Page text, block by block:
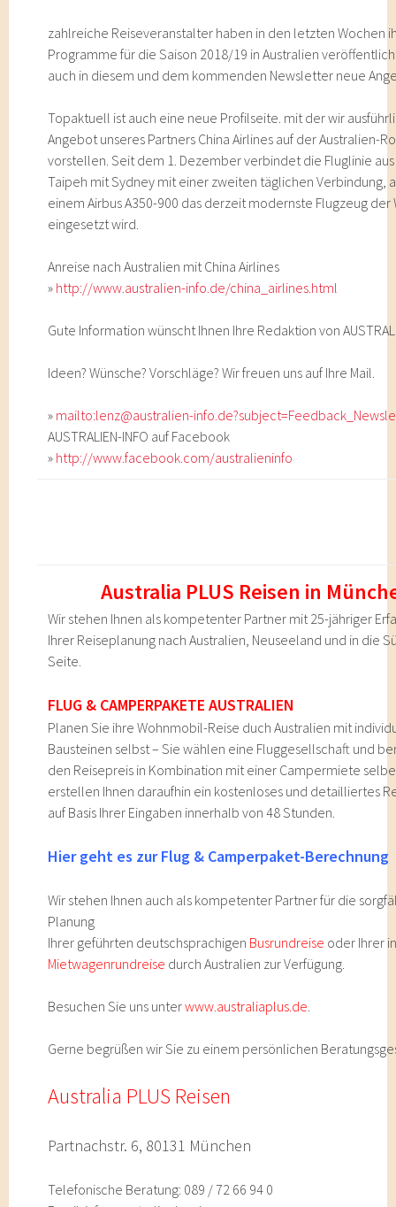
zahlreiche Reiseveranstalter haben in den letzten Wochen
Programme für die Saison 2018/19 in Australien
auch in diesem und dem kommenden Newsletter neue
Topaktuell ist auch eine neue Profilseite. mit der wir
Angebot unseres Partners China Airlines auf der Australien-
vorstellen. Seit dem 1. Dezember verbindet die Fluglinie
Taipeh mit Sydney mit einer zweiten täglichen Verbindung,
einem Airbus A350-900 das derzeit modernste Flugzeug der
eingesetzt wird.
Anreise nach Australien mit China Airlines
» http://www.australien-info.de/china_airlines.html
Gute Information wünscht Ihnen Ihre Redaktion von
Ideen? Wünsche? Vorschläge? Wir freuen uns auf Ihre Mail.
» mailto:lenz@australien-
AUSTRALIEN-INFO auf Facebook
» http://www.facebook.com/australieninfo
Australia PLUS Reisen in
Wir stehen Ihnen als kompetenter Partner mit 25-jähriger
Ihrer Reiseplanung nach Australien, Neuseeland und in die
Seite.
FLUG & CAMPERPAKETE AUSTRALIEN
Planen Sie ihre Wohnmobil-Reise duch Australien mit
Bausteinen selbst – Sie wählen eine Fluggesellschaft und
den Reisepreis in Kombination mit einer Campermiete
erstellen Ihnen daraufhin ein kostenloses und detailliertes
auf Basis Ihrer Eingaben innerhalb von 48 Stunden.
Hier geht es zur Flug & Camperpaket-Berechnung
Wir stehen Ihnen auch als kompetenter Partner für die
Planung
Ihrer geführten deutschsprachigen Busrundreise oder Ihrer
Mietwagenrundreise durch Australien zur Verfügung.
Besuchen Sie uns unterwww.australiaplus.de.
Gerne begrüßen wir Sie zu einem persönlichen
Australia PLUS Reisen
Partnachstr. 6, 80131 München
Telefonische Beratung: 089 / 72 66 94 0